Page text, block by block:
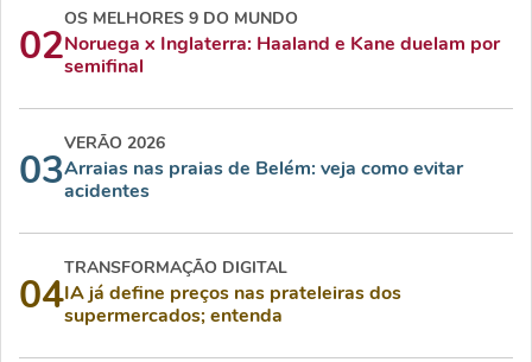
02
OS MELHORES 9 DO MUNDO
Noruega x Inglaterra: Haaland e Kane duelam por
semifinal
03
VERÃO 2026
Arraias nas praias de Belém: veja como evitar
acidentes
04
TRANSFORMAÇÃO DIGITAL
IA já define preços nas prateleiras dos
supermercados; entenda